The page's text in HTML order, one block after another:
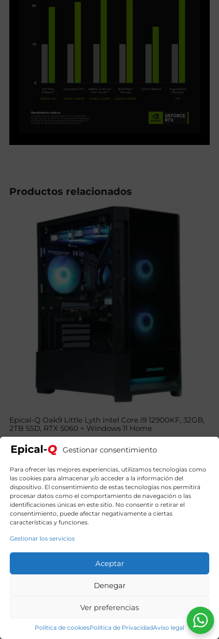
Gestionar consentimiento
Para ofrecer las mejores experiencias, utilizamos tecnologías como
las cookies para almacenar y/o acceder a la información del
dispositivo. El consentimiento de estas tecnologías nos permitirá
procesar datos como el comportamiento de navegación o las
identificaciones únicas en este sitio. No consentir o retirar el
consentimiento, puede afectar negativamente a ciertas
características y funciones.
Gestionar los servicios
Aceptar
Denegar
Ver preferencias
Política de cookiesPolítica de PrivacidadAviso legal
Productos relacionados
Epical-Q Oak9 Little Lyth Intel Core i9 12900KF, 32GB,
2TB SSD, RTX 5060 + Windows 11 Home
precio
original
2069,00€.
1809,00€
precio
1809,00€.